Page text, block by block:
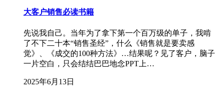
大客户销售必读书籍
先说我自己。当年为了拿下第一个百万级的单子，我啃
了不下二十本“销售圣经”，什么《销售就是要卖感
觉》、《成交的100种方法》…结果呢？见了客户，脑子
一片空白，只会结结巴巴地念PPT上…
2025年6月13日